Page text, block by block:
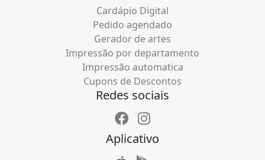
Cardápio Digital
Pedido agendado
Gerador de artes
Impressão por departamento
Impressão automatica
Cupons de Descontos
Redes sociais
Aplicativo